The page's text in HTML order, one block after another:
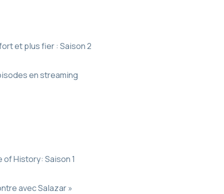
et plus fier : Saison 2
en streaming
History: Saison 1
avec Salazar »